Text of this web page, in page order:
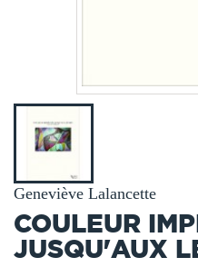
Geneviève Lalancette
COULEUR
JUSQU'AUX